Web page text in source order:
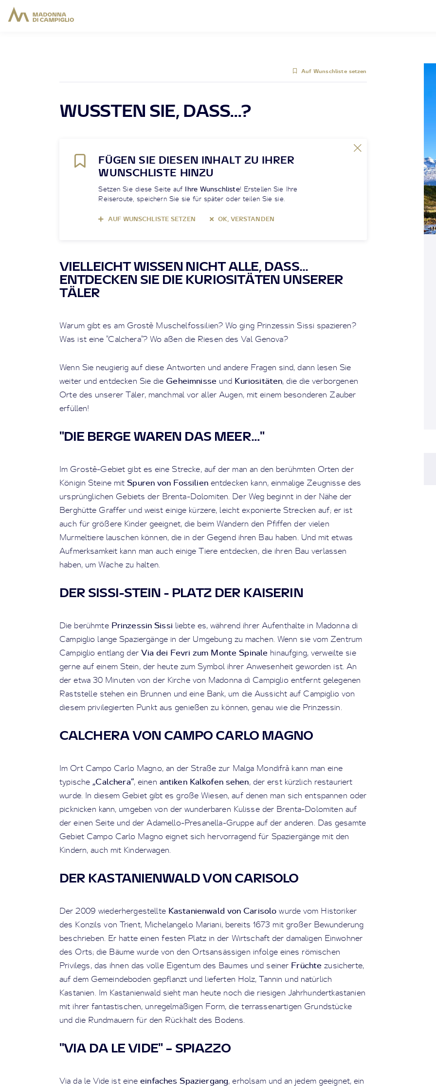
Auf Wunschliste setzen
WUSSTEN SIE, DASS...?
FÜGEN SIE DIESEN INHALT ZU IHRER
WUNSCHLISTE HINZU
Setzen Sie diese Seite auf Ihre Wunschliste! Erstellen Sie Ihre
Reiseroute, speichern Sie sie für später oder teilen Sie sie.
AUF WUNSCHLISTE SETZEN OK, VERSTANDEN
VIELLEICHT WISSEN NICHT ALLE, DASS...
ENTDECKEN SIE DIE KURIOSITÄTEN UNSERER
TÄLER
Warum gibt es am Grostè Muschelfossilien? Wo ging Prinzessin Sissi spazieren?
Was ist eine "Calchera"? Wo aßen die Riesen des Val Genova?
Wenn Sie neugierig auf diese Antworten und andere Fragen sind, dann lesen Sie
weiter und entdecken Sie die Geheimnisse und Kuriositäten, die die verborgenen
Orte des unserer Täler, manchmal vor aller Augen, mit einem besonderen Zauber
erfüllen!
"DIE BERGE WAREN DAS MEER…"
Im Grostè-Gebiet gibt es eine Strecke, auf der man an den berühmten Orten der
Königin Steine mitSpuren von Fossilienentdecken kann, einmalige Zeugnisse des
ursprünglichen Gebiets der Brenta-Dolomiten. Der Weg beginnt in der Nähe der
Berghütte Graffer und weist einige kürzere, leicht exponierte Strecken auf; er ist
auch für größere Kinder geeignet, die beim Wandern den Pfiffen der vielen
Murmeltiere lauschen können, die in der Gegend ihren Bau haben. Und mit etwas
Aufmerksamkeit kann man auch einige Tiere entdecken, die ihren Bau verlassen
haben, um Wache zu halten.
DER SISSI-STEIN - PLATZ DER KAISERIN
Die berühmte Prinzessin Sissi liebte es, während ihrer Aufenthalte in Madonna di
Campiglio lange Spaziergänge in der Umgebung zu machen. Wenn sie vom Zentrum
Campiglio entlang der Via dei Fevri zum Monte Spinale hinaufging, verweilte sie
gerne auf einem Stein, der heute zum Symbol ihrer Anwesenheit geworden ist. An
der etwa 30 Minuten von der Kirche von Madonna di Campiglio entfernt gelegenen
Raststelle stehen ein Brunnen und eine Bank, um die Aussicht auf Campiglio von
diesem privilegierten Punkt aus genießen zu können, genau wie die Prinzessin.
CALCHERA VON CAMPO CARLO MAGNO
Im Ort Campo Carlo Magno, an der Straße zur Malga Mondifrà kann man eine
typische „Calchera“, einen antiken Kalkofen sehen, der erst kürzlich restauriert
wurde. In diesem Gebiet gibt es große Wiesen, auf denen man sich entspannen oder
picknicken kann, umgeben von der wunderbaren Kulisse der Brenta-Dolomiten auf
der einen Seite und der Adamello-Presanella-Gruppe auf der anderen. Das gesamte
Gebiet Campo Carlo Magno eignet sich hervorragend für Spaziergänge mit den
Kindern, auch mit Kinderwagen.
DER KASTANIENWALD VON CARISOLO
Der 2009 wiederhergestellte Kastanienwald von Carisolo wurde vom Historiker
des Konzils von Trient, Michelangelo Mariani, bereits 1673 mit großer Bewunderung
beschrieben. Er hatte einen festen Platz in der Wirtschaft der damaligen Einwohner
des Orts; die Bäume wurde von den Ortsansässigen infolge eines römischen
Privilegs, das ihnen das volle Eigentum des Baumes und seiner Früchte zusicherte,
auf dem Gemeindeboden gepflanzt und lieferten Holz, Tannin und natürlich
Kastanien. Im Kastanienwald sieht man heute noch die riesigen Jahrhundertkastanien
mit ihrer fantastischen, unregelmäßigen Form, die terrassenartigen Grundstücke
und die Rundmauern für den Rückhalt des Bodens.
"VIA DA LE VIDE" – SPIAZZO
Via da le Vide ist eineeinfaches Spaziergang, erholsam und an jedem geeignet, ein